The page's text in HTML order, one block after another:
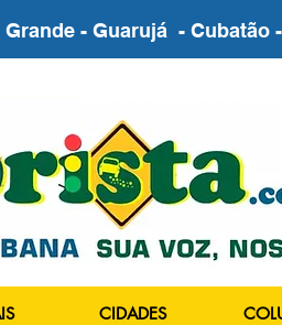
- Guarujá -
CIDADES